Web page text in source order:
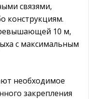
связями,
конструкциям.
10 м,
с максимальным
необходимое
закрепления